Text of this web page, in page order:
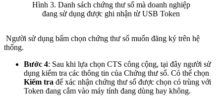
Hình 3. Danh sách chứng thư số mà doanh nghiệp
đang sử dụng được ghi nhận từ USB Token
Người sử dụng bấm chọn chứng thư số muốn đăng ký trên hệ
thống.
Bước 4: Sau khi lựa chọn CTS công cộng, tại đây người sử
dụng kiểm tra các thông tin của Chứng thư số. Có thể chọn
Kiếm tra để xác nhận chứng thư số được chọn có trùng với
Token đang cắm vào máy tính đang dùng hay không.